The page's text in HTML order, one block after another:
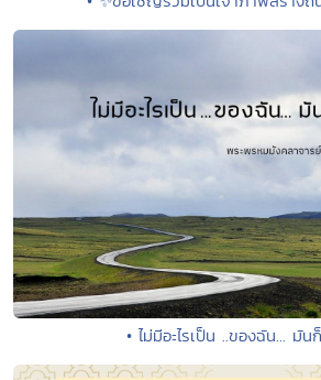
• ไม่มีอะไรเป็น ..ของฉัน... มัน